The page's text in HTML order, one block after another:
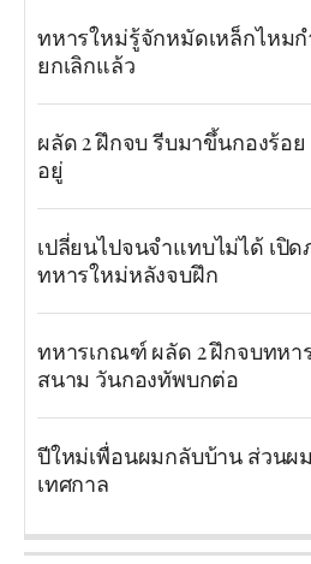
ทหารใหม่รู้จักหมัดเหล็กไหม
ยกเลิกแล้ว
ผลัด 2 ฝึกจบ รีบมาขึ้นกองร้อ
อยู่
เปลี่ยนไปจนจำแทบไม่ได้ เปิ
ทหารใหม่หลังจบฝึก
ทหารเกณฑ์ ผลัด 2 ฝึกจบทหา
สนาม วันกองทัพบกต่อ
ปีใหม่เพื่อนผมกลับบ้าน ส่วนผม
เทศกาล